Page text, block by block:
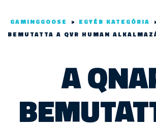
GAMINGGOOSE > EGYÉB KATEGÓRIA
BEMUTATTA A QVR HUMAN
A